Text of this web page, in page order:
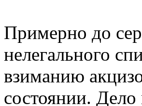
Примерно до
нелегального
взиманию
состоянии.